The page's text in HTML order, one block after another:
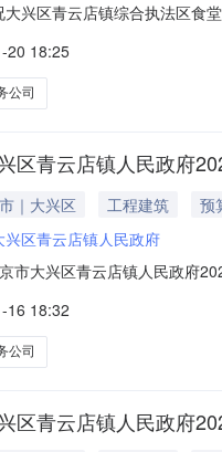
大兴区青云店镇综合执法区食
购需求：聘请第三方服务公司
20 18:25
公司
区青云店镇人民政府
｜大兴区 工程建筑
预
兴区青云店镇人民政府
市大兴区青云店镇人民政府
兴区青云店镇人民政府青云店
安全满足采购
16 18:32
公司
区青云店镇人民政府